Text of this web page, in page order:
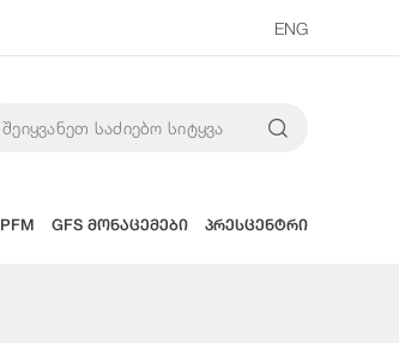
ENG
PFM GFS მონაცემები პრესცენტრი